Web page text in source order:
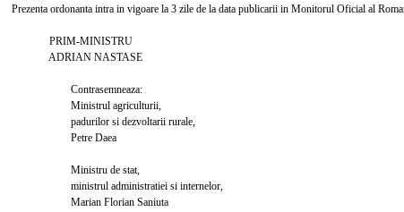
Prezenta ordonanta intra in vigoare la 3 zile de la data publicarii in Monitorul Oficial al
PRIM-MINISTRU
ADRIAN NASTASE
Contrasemneaza:
Ministrul agriculturii,
padurilor si dezvoltarii rurale,
Petre Daea
Ministru de stat,
ministrul administratiei si internelor,
Marian Florian Saniuta